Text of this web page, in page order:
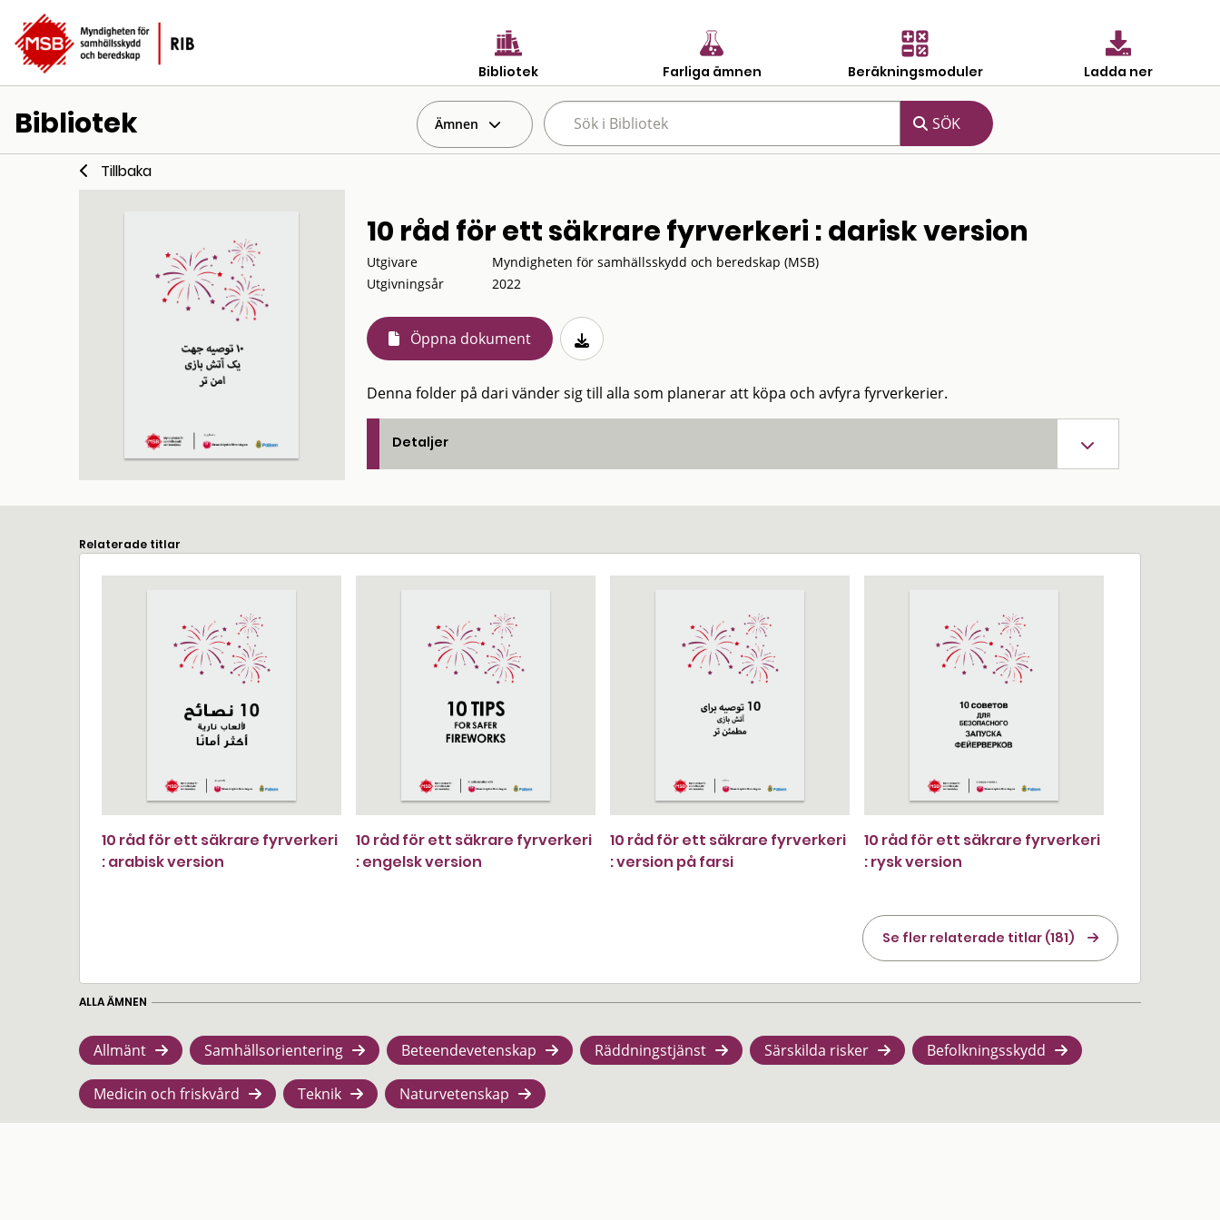
Bibliotek Farliga ämnen Beräkningsmoduler Ladda ner
Bibliotek Ämnen
Tillbaka
10 råd för ett säkrare fyrverkeri : darisk version
Utgivare
Myndigheten för samhällsskydd och beredskap (MSB)
Utgivningsår
2022
Öppna dokument
Denna folder på dari vänder sig till alla som planerar att köpa och avfyra fyrverkerier.
Detaljer
Relaterade titlar
10 råd för ett säkrare fyrverkeri
: arabisk version
10 råd för ett säkrare fyrverkeri
: engelsk version
10 råd för ett säkrare fyrverkeri
: version på farsi
10 råd för ett säkrare fyrverkeri
: rysk version
Se fler relaterade titlar (181)
ALLA ÄMNEN
Allmänt Samhällsorientering Beteendevetenskap Räddningstjänst Särskilda risker Befolkningsskydd
Medicin och friskvård Teknik Naturvetenskap